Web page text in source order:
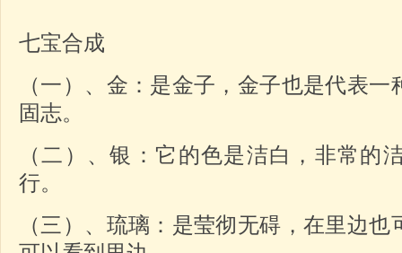
七宝合成
（一）、金：是金子，金子也是代表
固志。
（二）、银：它的色是洁白，非常的
行。
（三）、琉璃：是莹彻无碍，在里边